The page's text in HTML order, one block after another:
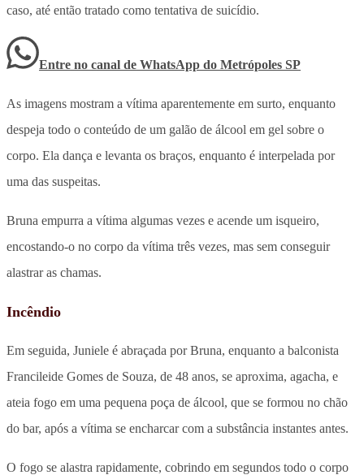
caso, até então tratado como tentativa de suicídio.
Entre no canal de WhatsApp do Metrópoles SP
As imagens mostram a vítima aparentemente em surto, enquanto
despeja todo o conteúdo de um galão de álcool em gel sobre o
corpo. Ela dança e levanta os braços, enquanto é interpelada por
uma das suspeitas.
Bruna empurra a vítima algumas vezes e acende um isqueiro,
encostando-o no corpo da vítima três vezes, mas sem conseguir
alastrar as chamas.
Incêndio
Em seguida, Juniele é abraçada por Bruna, enquanto a balconista
Francileide Gomes de Souza, de 48 anos, se aproxima, agacha, e
ateia fogo em uma pequena poça de álcool, que se formou no chão
do bar, após a vítima se encharcar com a substância instantes antes.
O fogo se alastra rapidamente, cobrindo em segundos todo o corpo